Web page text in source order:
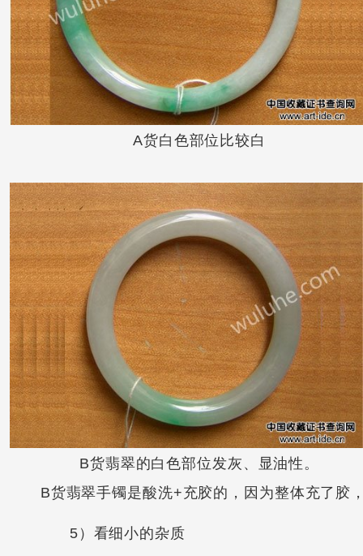
A货白色部位比较白
B货翡翠的白色部位发灰、显油性。
B货翡翠手镯是酸洗+充胶的，因为整体充了胶
5）看细小的杂质